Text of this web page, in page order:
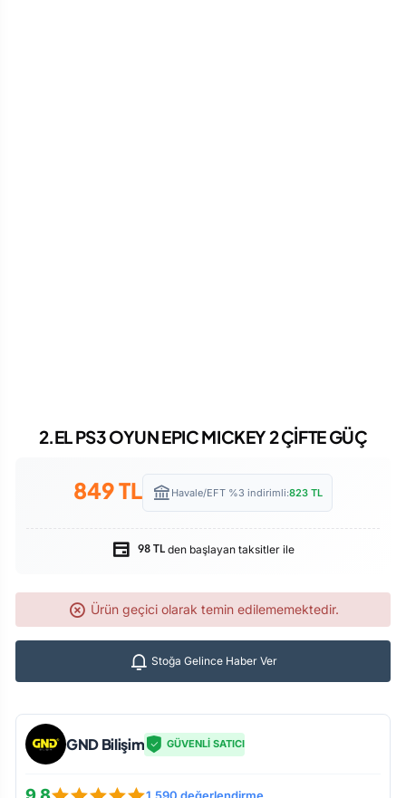
2.EL PS3 OYUN EPIC MICKEY 2 ÇİFTE GÜÇ
849TL Havale/EFT %3 indirimli:823 TL
98 TL den başlayan taksitler ile
Ürün geçici olarak temin edilememektedir.
Stoğa Gelince Haber Ver
GND Bilişim GÜVENLİ SATICI
1.590 değerlendirme